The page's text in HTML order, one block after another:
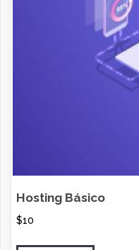
Hosting Básico
$10